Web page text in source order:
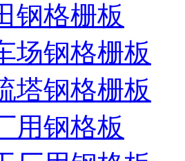
钢格栅板
场钢格栅板
塔钢格栅板
用钢格板